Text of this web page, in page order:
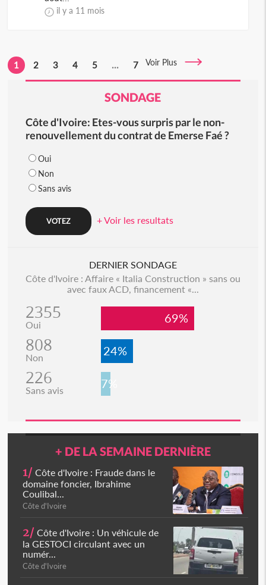
il y a 11 mois
1 2 3 4 5 ... 7 Voir Plus
SONDAGE
Côte d'Ivoire: Etes-vous surpris par le non-
renouvellement du contrat de Emerse Faé ?
Oui
Non
Sans avis
+ Voir les resultats
DERNIER SONDAGE
Côte d'Ivoire : Affaire « Italia Construction » sans ou
avec faux ACD, financement «...
2355
Oui 69%
808
Non 24%
226
Sans avis 7%
+ DE LA SEMAINE DERNIÈRE
1/ Côte d'Ivoire : Fraude dans le
domaine foncier, Ibrahime
Coulibal...
Côte d'Ivoire
2/ Côte d'Ivoire : Un véhicule de
la GESTOCI circulant avec un
numér...
Côte d'Ivoire